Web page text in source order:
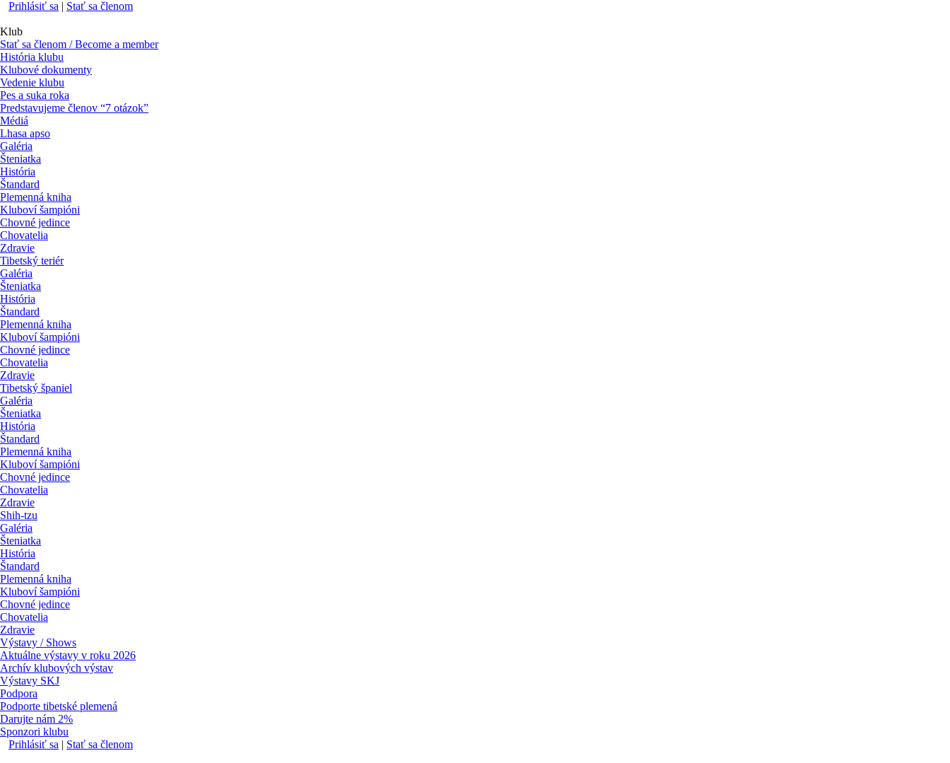
Prihlásiť sa | Stať sa členom
Klub
Stať sa členom / Become a member
História klubu
Klubové dokumenty
Vedenie klubu
Pes a suka roka
Predstavujeme členov “7 otázok”
Médiá
Lhasa apso
Galéria
Šteniatka
História
Štandard
Plemenná kniha
Kluboví šampióni
Chovné jedince
Chovatelia
Zdravie
Tibetský teriér
Galéria
Šteniatka
História
Štandard
Plemenná kniha
Kluboví šampióni
Chovné jedince
Chovatelia
Zdravie
Tibetský španiel
Galéria
Šteniatka
História
Štandard
Plemenná kniha
Kluboví šampióni
Chovné jedince
Chovatelia
Zdravie
Shih-tzu
Galéria
Šteniatka
História
Štandard
Plemenná kniha
Kluboví šampióni
Chovné jedince
Chovatelia
Zdravie
Výstavy / Shows
Aktuálne výstavy v roku 2026
Archív klubových výstav
Výstavy SKJ
Podpora
Podporte tibetské plemená
Darujte nám 2%
Sponzori klubu
Prihlásiť sa | Stať sa členom